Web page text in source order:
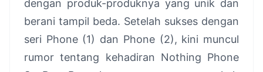
dengan produk-produknya yang unik dan
berani tampil beda. Setelah sukses dengan
seri Phone (1) dan Phone (2), kini muncul
rumor tentang kehadiran Nothing Phone